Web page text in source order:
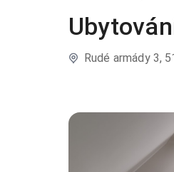
Rudé armády 3,